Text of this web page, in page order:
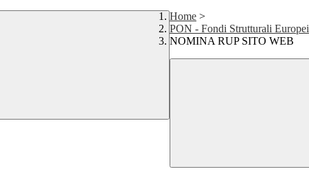
Home >
PON - Fondi Strutturali Europei
NOMINA RUP SITO WEB